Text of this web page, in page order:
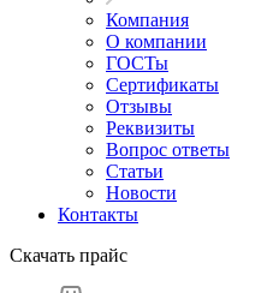
Компания
О компании
ГОСТы
Сертификаты
Отзывы
Реквизиты
Вопрос ответы
Статьи
Новости
Контакты
Скачать прайс